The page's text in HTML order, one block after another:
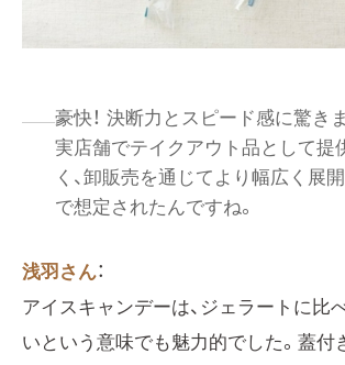
豪快！ 決断力とスピード感に驚き
実店舗でテイクアウト品として提
く、卸販売を通じてより幅広く展
で想定されたんですね。
浅羽さん：
アイスキャンデーは、ジェラートに比
いという意味でも魅力的でした。蓋付